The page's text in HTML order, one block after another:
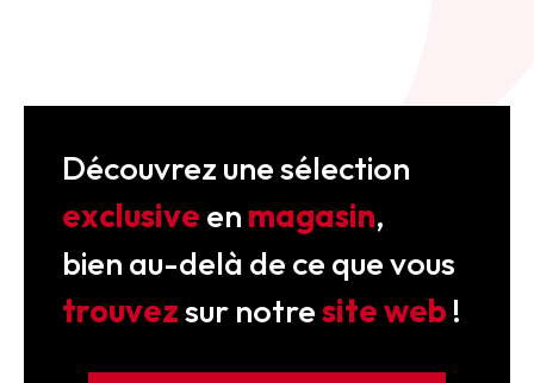
Découvrez une sélection
exclusive en magasin,
bien au-delà de ce que vous
trouvezsur notresite web !